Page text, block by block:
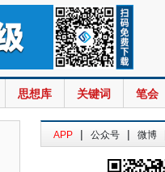
思想库 关键词 笔会
APP | 公众号 | 微博